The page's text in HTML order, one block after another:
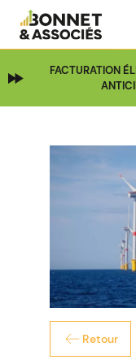
FACTURATION
Retour